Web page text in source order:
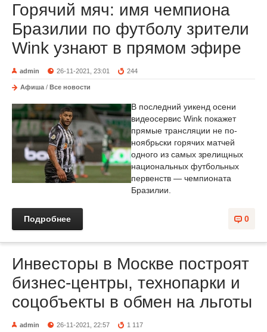
Горячий мяч: имя чемпиона
Бразилии по футболу зрители
Wink узнают в прямом эфире
admin 26-11-2021, 23:01 244
Афиша / Все новости
В последний уикенд осени
видеосервис Wink покажет
прямые трансляции не по-
ноябрьски горячих матчей
одного из самых зрелищных
национальных футбольных
первенств — чемпионата
Бразилии.
0
Подробнее
Инвесторы в Москве построят
бизнес-центры, технопарки и
соцобъекты в обмен на льготы
admin 26-11-2021, 22:57 1 117